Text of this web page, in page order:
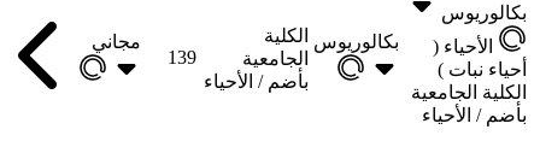
بكالوريوس
الأحياء (
أحياء نبات )
الكلية الجامعية
بأضم / الأحياء
بكالوريوس الكلية
الجامعية
بأضم / الأحياء
139
مجاني